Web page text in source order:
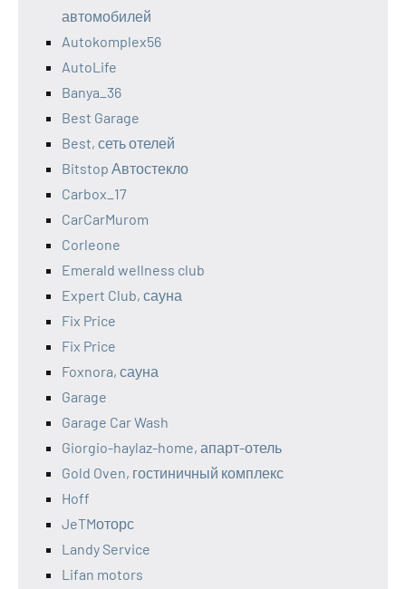
автомобилей
Autokomplex56
AutoLife
Banya_36
Best Garage
Best, сеть отелей
Bitstop Автостекло
Carbox_17
CarCarMurom
Corleone
Emerald wellness club
Expert Club, сауна
Fix Price
Fix Price
Foxnora, сауна
Garage
Garage Car Wash
Giorgio-haylaz-home, апарт-отель
Gold Oven, гостиничный комплекс
Hoff
JeTMоторс
Landy Service
Lifan motors